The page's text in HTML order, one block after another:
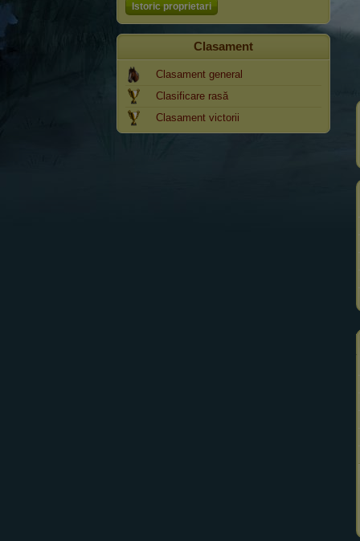
Istoric proprietari
Clasament
Clasament general
Clasificare rasă
Clasament victorii